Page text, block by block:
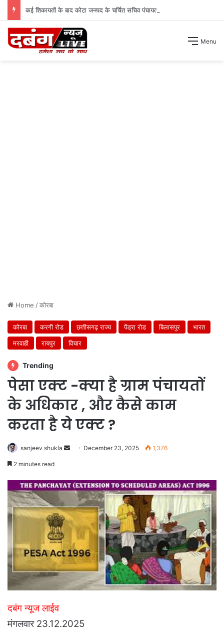
कई शिकायतों के बाद कोटा जनपद के चर्चित सचिव पंचायत से हटाए गए ।
Menu
Home /कोरबा
कोरबा करगी रोड छत्तीसगढ़ राज्य पेंड्रा रोड बिलासपुर
भारत
मरवाही
रायपुर विचार
Trending
पेसा एक्ट -क्या है ग्राम पंचायतों
के अधिकार , और कैसे काम
करता है ये एक्ट ?
sanjeev shukla
Send December 23, 2025 1,376
2 minutes read
दबंग न्यूज लाईव
मंगलवार 23.12.2025